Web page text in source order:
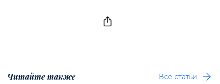
Читайте также Все статьи